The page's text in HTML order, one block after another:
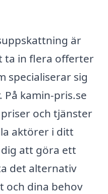
är
ta in flera offerter
specialiserar sig
kamin-pris.se
och tjänster
aktörer i ditt
att göra ett
det alternativ
och dina behov